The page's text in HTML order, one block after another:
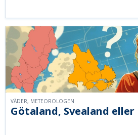
Götaland, Svealand
VÄDER, METEOROLOGEN